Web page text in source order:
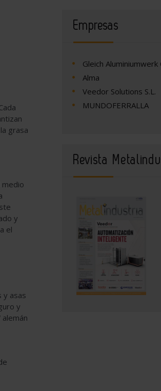
grasa
y
el
y asas
y
Empresas
Gleich Aluminiumwerk
Alma
Veedor Solutions S.L.
MUNDOFERRALLA
Revista